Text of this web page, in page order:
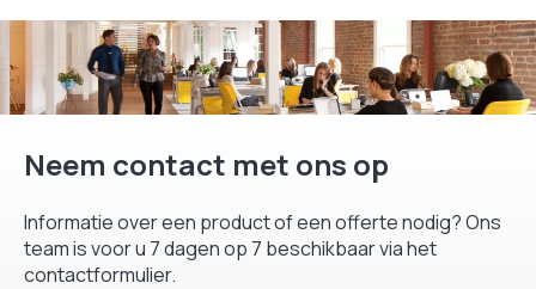
Neem contact met ons op
Informatie over een product of een offerte nodig? Ons
team is voor u 7 dagen op 7 beschikbaar via het
contactformulier.